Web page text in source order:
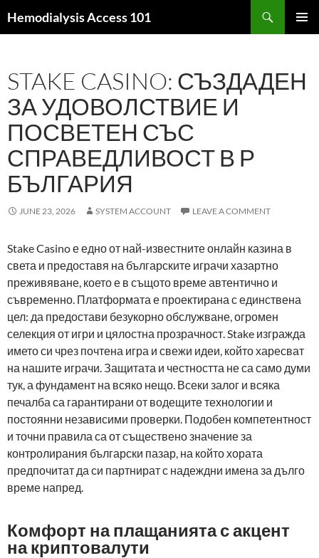
toHemodialysis Access 101
STAKE CASINO: СЪЗДАДЕН
ЗА УДОВОЛСТВИЕ И
ПОСВЕТЕН СЪС
СПРАВЕДЛИВОСТ В Р
БЪЛГАРИЯ
JUNE 23, 2026 SYSTEM ACCOUNT LEAVE A COMMENT
Stake Casino е едно от най-известните онлайн казина в
света и предоставя на българските играчи хазартно
преживяване, което е в същото време автентично и
съвременно. Платформата е проектирана с единствена
цел: да предостави безукорно обслужване, огромен
селекция от игри и цялостна прозрачност. Stake изгражда
името си чрез почтена игра и свежи идеи, който харесват
на нашите играчи. Защитата и честността не са само думи
тук, а фундамент на всяко нещо. Всеки залог и всяка
печалба са гарантирани от водещите технологии и
постоянни независими проверки. Подобен компетентност
и точни правила са от съществено значение за
контролирания български пазар, на който хората
предпочитат да си партнират с надеждни имена за дълго
време напред.
Комфорт на плащанията с акцент
на криптовалути